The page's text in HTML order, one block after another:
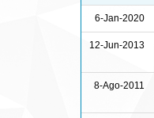
6-Jan-2020
12-Jun-2013
8-Ago-2011